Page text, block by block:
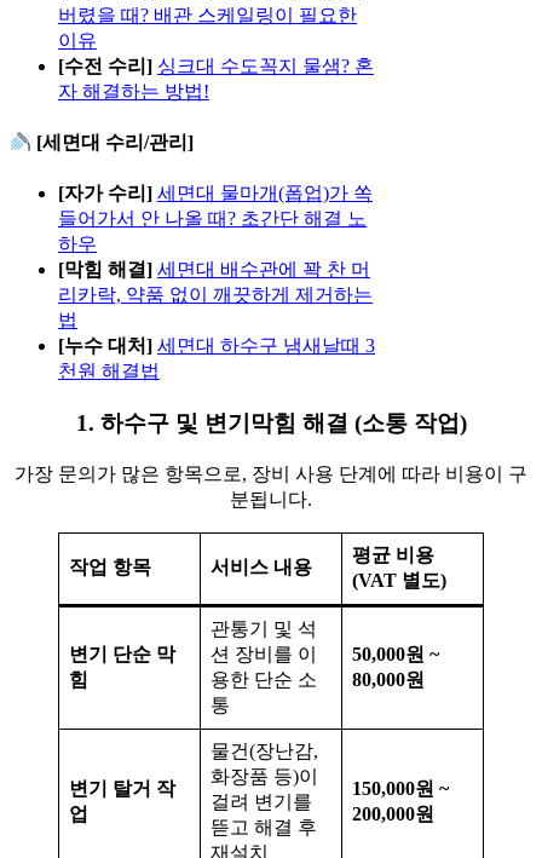
버렸을 때? 배관 스케일링이 필요한
이유
[수전 수리] 싱크대 수도꼭지 물샘? 혼
자 해결하는 방법!
[세면대 수리/관리]
[자가 수리] 세면대 물마개(폽업)가 쏙
들어가서 안 나올 때? 초간단 해결 노
하우
[막힘 해결] 세면대 배수관에 꽉 찬 머
리카락, 약품 없이 깨끗하게 제거하는
법
[누수 대처] 세면대 하수구 냄새날때 3
천원 해결법
1. 하수구 및 변기막힘 해결 (소통 작업)
가장 문의가 많은 항목으로, 장비 사용 단계에 따라 비용이 구
분됩니다.
작업 항목 서비스 내용
평균 비용
(VAT 별도)
변기 단순 막
힘
관통기 및 석
션 장비를 이
용한 단순 소
통
50,000원 ~
80,000원
변기 탈거 작
업
물건(장난감,
화장품 등)이
걸려 변기를
뜯고 해결 후
재설치
150,000원 ~
200,000원